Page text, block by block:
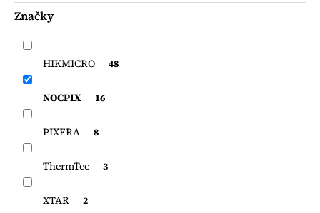
Značky
HIKMICRO 48
NOCPIX 16
PIXFRA 8
ThermTec 3
XTAR 2